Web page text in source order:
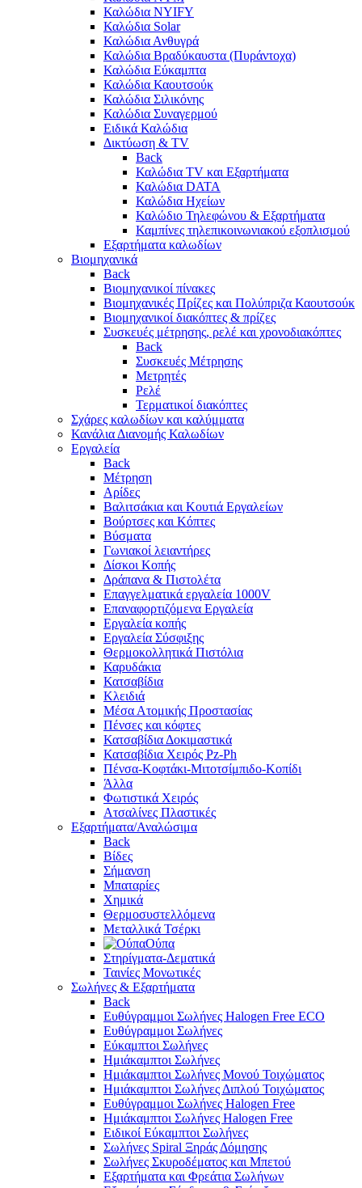
Καλώδια ΝΥΙFY
Καλώδια Solar
Καλώδια Ανθυγρά
Καλώδια Βραδύκαυστα (Πυράντοχα)
Καλώδια Εύκαμπτα
Καλώδια Καουτσούκ
Καλώδια Σιλικόνης
Καλώδια Συναγερμού
Ειδικά Καλώδια
Δικτύωση & TV
Back
Καλώδια TV και Εξαρτήματα
Καλώδια DATA
Καλώδια Ηχείων
Καλώδιο Τηλεφώνου & Εξαρτήματα
Καμπίνες τηλεπικοινωνιακού εξοπλισμού
Eξαρτήματα καλωδίων
Βιομηχανικά
Back
Βιομηχανικοί πίνακες
Βιομηχανικές Πρίζες και Πολύπριζα Καουτσούκ
Βιομηχανικοί διακόπτες & πρίζες
Συσκευές μέτρησης, ρελέ και χρονοδιακόπτες
Back
Συσκευές Μέτρησης
Μετρητές
Ρελέ
Τερματικοί διακόπτες
Σχάρες καλωδίων και καλύμματα
Κανάλια Διανομής Καλωδίων
Εργαλεία
Back
Μέτρηση
Αρίδες
Βαλιτσάκια και Κουτιά Εργαλείων
Βούρτσες και Κόπτες
Βύσματα
Γωνιακοί λειαντήρες
Δίσκοι Κοπής
Δράπανα & Πιστολέτα
Επαγγελματικά εργαλεία 1000V
Επαναφορτιζόμενα Εργαλεία
Εργαλεία κοπής
Εργαλεία Σύσφιξης
Θερμοκολλητικά Πιστόλια
Καρυδάκια
Κατσαβίδια
Κλειδιά
Μέσα Ατομικής Προστασίας
Πένσες και κόφτες
Κατσαβίδια Δοκιμαστικά
Κατσαβίδια Χειρός Pz-Ph
Πένσα-Κοφτάκι-Μιτοτσίμπιδο-Κοπίδι
Άλλα
Φωτιστικά Χειρός
Ατσαλίνες Πλαστικές
Εξαρτήματα/Αναλώσιμα
Back
Βίδες
Σήμανση
Μπαταρίες
Χημικά
Θερμοσυστελλόμενα
Μεταλλικά Τσέρκι
Ούπα
Στηρίγματα-Δεματικά
Ταινίες Μονωτικές
Σωλήνες & Εξαρτήματα
Back
Ευθύγραμμοι Σωλήνες Halogen Free ECO
Ευθύγραμμοι Σωλήνες
Εύκαμπτοι Σωλήνες
Ημιάκαμπτοι Σωλήνες
Ημιάκαμπτοι Σωλήνες Μονού Τοιχώματος
Ημιάκαμπτοι Σωλήνες Διπλού Τοιχώματος
Ευθύγραμμοι Σωλήνες Halogen Free
Ημιάκαμπτοι Σωλήνες Halogen Free
Ειδικοί Εύκαμπτοι Σωλήνες
Σωλήνες Spiral Ξηράς Δόμησης
Σωλήνες Σκυροδέματος και Μπετού
Εξαρτήματα και Φρεάτια Σωλήνων